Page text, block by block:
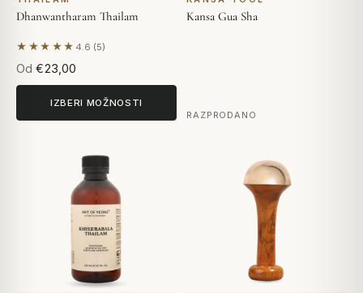
Dhanwantharam Thailam
★★★★★ 4.6 (5)
Na podlagi 5 mnenj
Od €23,00
IZBERI MOŽNOSTI
Kansa Gua Sha
RAZPRODANO